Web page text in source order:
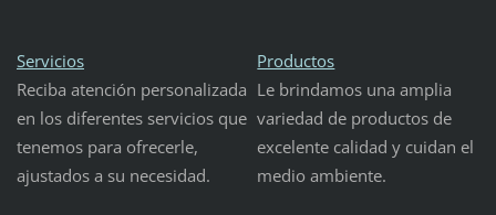
Servicios
Reciba atención personalizada
en los diferentes servicios que
tenemos para ofrecerle,
ajustados a su necesidad.
Productos
Le brindamos una amplia
variedad de productos de
excelente calidad y cuidan el
medio ambiente.